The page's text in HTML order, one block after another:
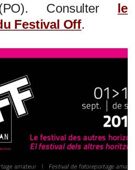
Consulter le
Festival Off.